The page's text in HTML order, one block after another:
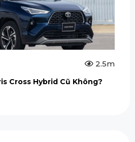
2.5m
Cross Hybrid Cũ Không?